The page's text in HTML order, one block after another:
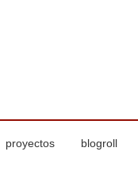
proyectos blogroll